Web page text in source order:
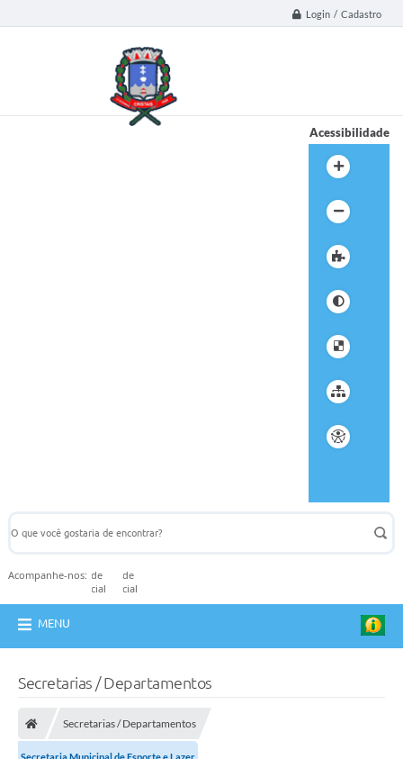
Login / Cadastro
Acessibilidade
Acompanhe-nos:
MENU
Secretarias / Departamentos
Secretarias / Departamentos